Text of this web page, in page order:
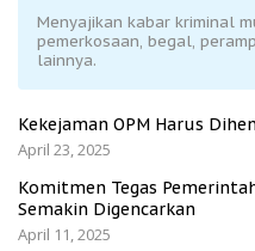
Menyajikan kabar kriminal
pemerkosaan, begal,
lainnya.
Kekejaman OPM Harus
April 23, 2025
Komitmen Tegas
Semakin Digencarkan
April 11, 2025